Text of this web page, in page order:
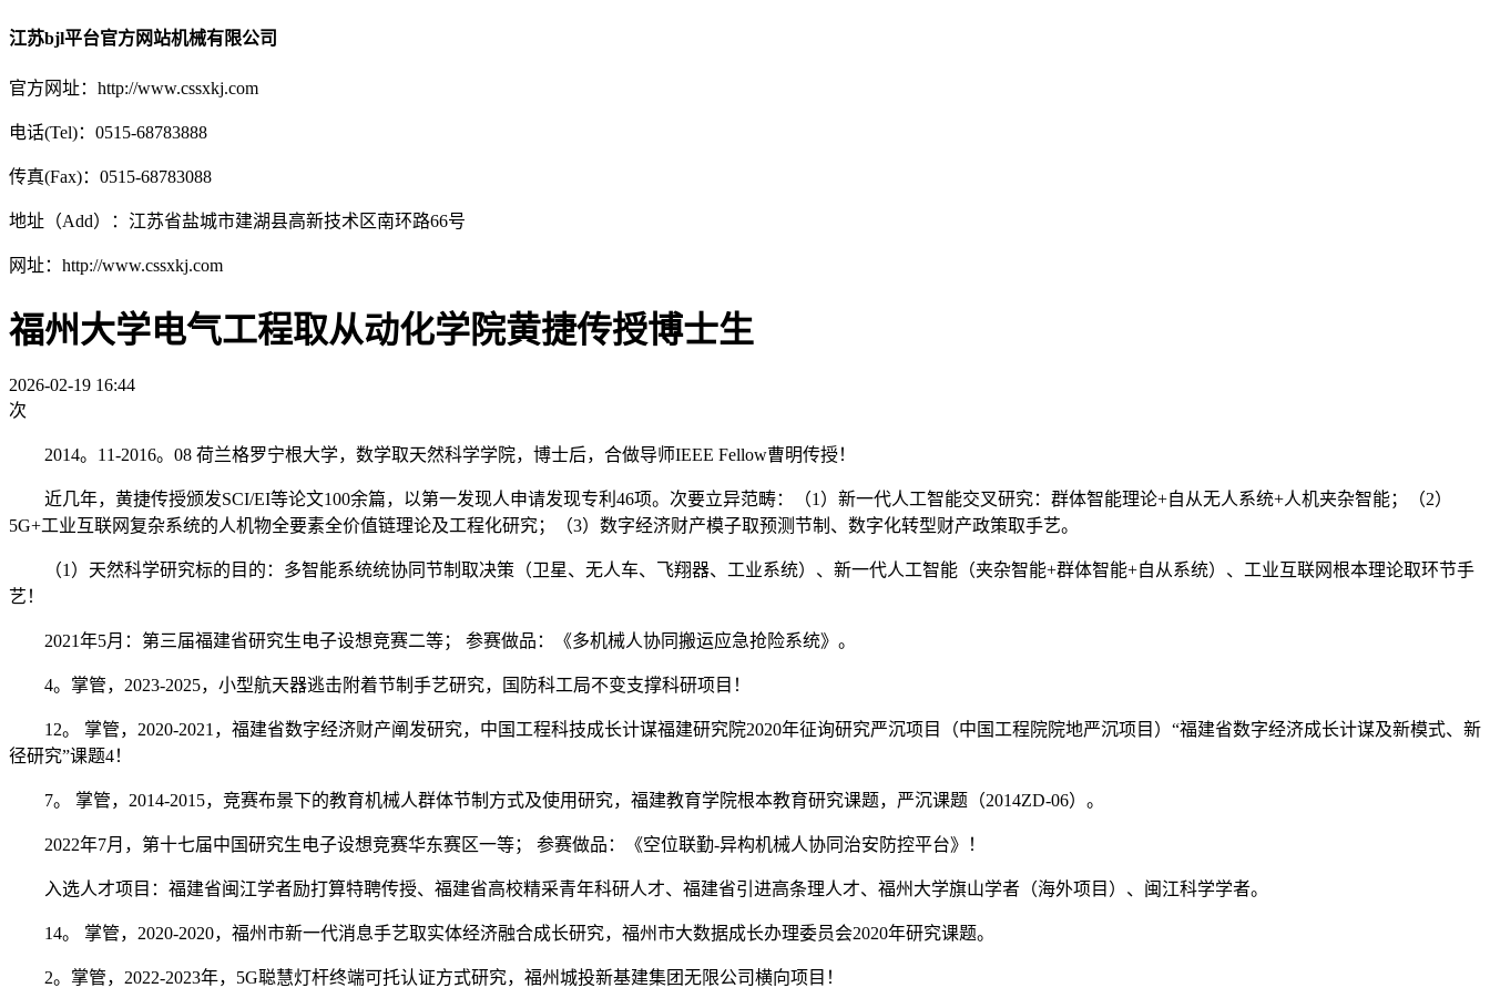
江苏bjl平台官方网站机械有限公司
官方网址：http://www.cssxkj.com
电话(Tel)：0515-68783888
传真(Fax)：0515-68783088
地址（Add）：江苏省盐城市建湖县高新技术区南环路66号
网址：http://www.cssxkj.com
福州大学电气工程取从动化学院黄捷传授博士生
2026-02-19 16:44
次
2014。11-2016。08 荷兰格罗宁根大学，数学取天然科学学院，博士后，合做导师IEEE Fellow曹明传授！
近几年，黄捷传授颁发SCI/EI等论文100余篇，以第一发现人申请发现专利46项。次要立异范畴：（1）新一代人工智能交叉研究：群体智能理论+自从无人系统+人机夹杂智能；（2）
5G+工业互联网复杂系统的人机物全要素全价值链理论及工程化研究；（3）数字经济财产模子取预测节制、数字化转型财产政策取手艺。
（1）天然科学研究标的目的：多智能系统统协同节制取决策（卫星、无人车、飞翔器、工业系统）、新一代人工智能（夹杂智能+群体智能+自从系统）、工业互联网根本理论取环节手
艺！
2021年5月：第三届福建省研究生电子设想竞赛二等； 参赛做品：《多机械人协同搬运应急抢险系统》。
4。掌管，2023-2025，小型航天器逃击附着节制手艺研究，国防科工局不变支撑科研项目！
12。 掌管，2020-2021，福建省数字经济财产阐发研究，中国工程科技成长计谋福建研究院2020年征询研究严沉项目（中国工程院院地严沉项目）“福建省数字经济成长计谋及新模式、新
径研究”课题4！
7。 掌管，2014-2015，竞赛布景下的教育机械人群体节制方式及使用研究，福建教育学院根本教育研究课题，严沉课题（2014ZD-06）。
2022年7月，第十七届中国研究生电子设想竞赛华东赛区一等； 参赛做品：《空位联勤-异构机械人协同治安防控平台》！
入选人才项目：福建省闽江学者励打算特聘传授、福建省高校精采青年科研人才、福建省引进高条理人才、福州大学旗山学者（海外项目）、闽江科学学者。
14。 掌管，2020-2020，福州市新一代消息手艺取实体经济融合成长研究，福州市大数据成长办理委员会2020年研究课题。
2。掌管，2022-2023年，5G聪慧灯杆终端可托认证方式研究，福州城投新基建集团无限公司横向项目！